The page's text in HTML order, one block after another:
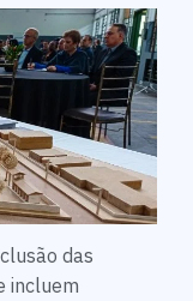
das
incluem